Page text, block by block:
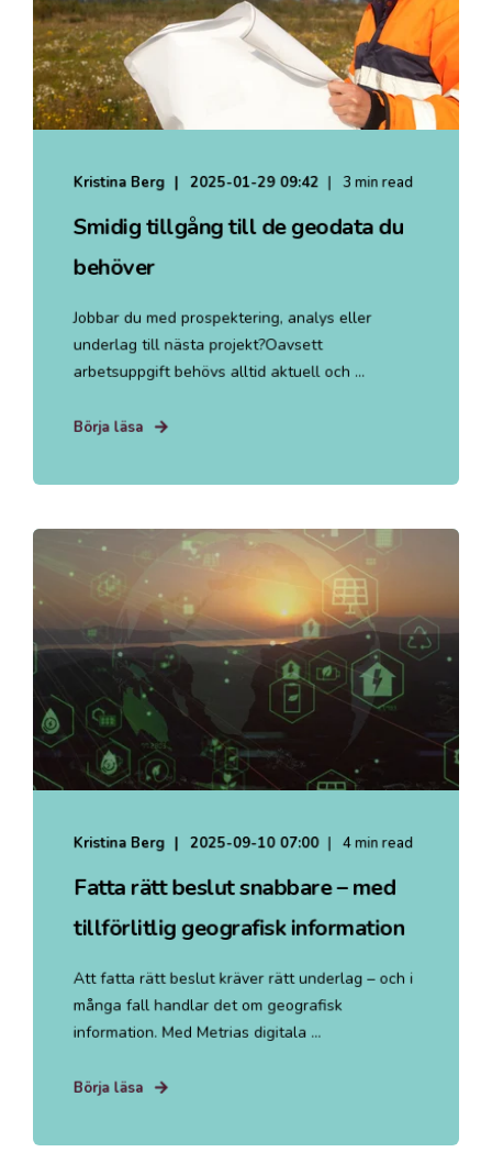
Kristina Berg 2025-01-29 09:42 3 min read
Smidig tillgång till de geodata du
behöver
Jobbar du med prospektering, analys eller
underlag till nästa projekt?Oavsett
arbetsuppgift behövs alltid aktuell och ...
Börja läsa
Kristina Berg 2025-09-10 07:00 4 min read
Fatta rätt beslut snabbare – med
tillförlitlig geografisk information
Att fatta rätt beslut kräver rätt underlag – och i
många fall handlar det om geografisk
information. Med Metrias digitala ...
Börja läsa